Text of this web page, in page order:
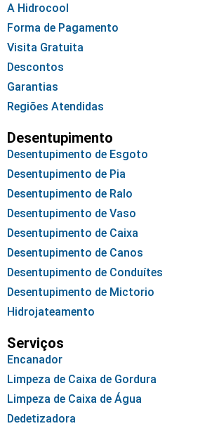
A Hidrocool
Forma de Pagamento
Visita Gratuita
Descontos
Garantias
Regiões Atendidas
Desentupimento
Desentupimento de Esgoto
Desentupimento de Pia
Desentupimento de Ralo
Desentupimento de Vaso
Desentupimento de Caixa
Desentupimento de Canos
Desentupimento de Conduítes
Desentupimento de Mictorio
Hidrojateamento
Serviços
Encanador
Limpeza de Caixa de Gordura
Limpeza de Caixa de Água
Dedetizadora